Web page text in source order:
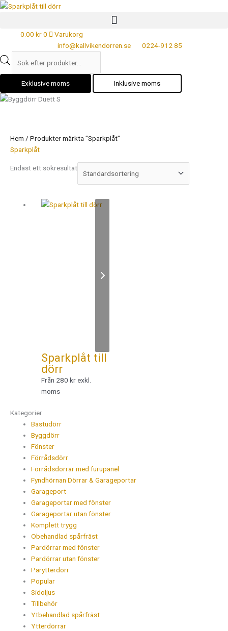
Hoppa
0.00 kr0
Varukorg
info@kallvikendorren.se
0224-912 85
Products
Exklusive moms Inklusive moms
Hem / Produkter märkta ”Sparkplåt”
Sparkplåt
Endast ett sökresultat
Sparkplåt till
dörr
Från 280 kr exkl.
moms
Kategorier
Bastudörr
Byggdörr
Fönster
Förrådsdörr
Förrådsdörrar med furupanel
Fyndhörnan Dörrar & Garageportar
Garageport
Garageportar med fönster
Garageportar utan fönster
Komplett trygg
Obehandlad spårfräst
Pardörrar med fönster
Pardörrar utan fönster
Parytterdörr
Popular
Sidoljus
Tillbehör
Ytbehandlad spårfräst
Ytterdörrar